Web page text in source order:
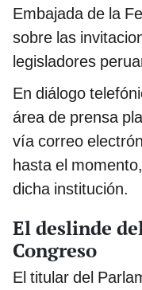
Embajada de la
sobre las
legisladores
En diálogo
área de prensa
vía correo
hasta el
dicha institución.
El deslinde
Congreso
El titular del